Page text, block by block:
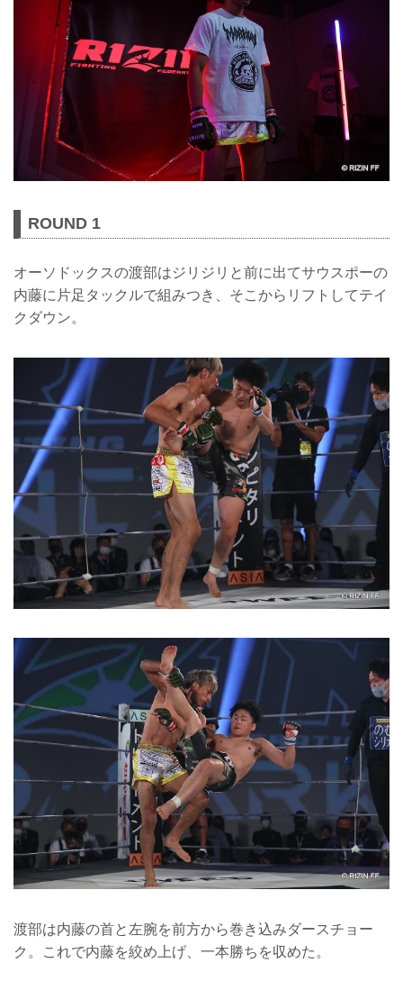
ROUND 1
オーソドックスの渡部はジリジリと前に出てサウスポーの
内藤に片足タックルで組みつき、そこからリフトしてテイ
クダウン。
渡部は内藤の首と左腕を前方から巻き込みダースチョー
ク。これで内藤を絞め上げ、一本勝ちを収めた。